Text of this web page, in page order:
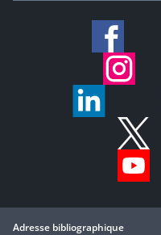
Adresse bibliographique